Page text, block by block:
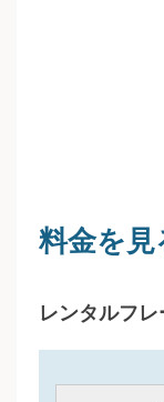
料金を見
レンタルフ